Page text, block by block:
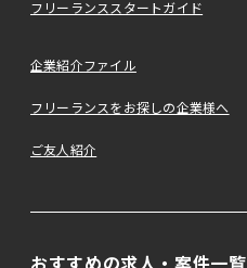
フリーランススタートガイド
企業紹介ファイル
フリーランスをお探しの企業様へ
ご友人紹介